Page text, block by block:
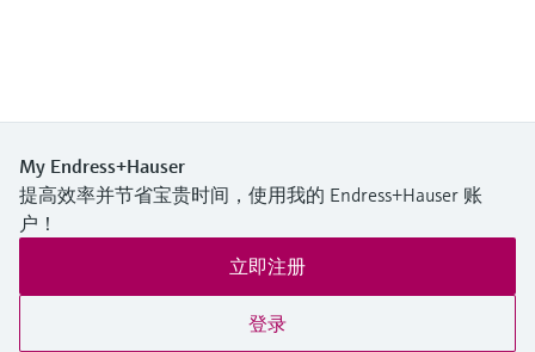
My Endress+Hauser
提高效率并节省宝贵时间，使用我的 Endress+Hauser 账
户！
立即注册
登录